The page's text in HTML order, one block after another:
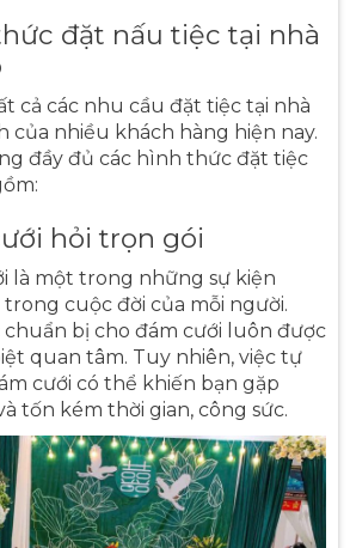
đặt nấu tiệc tại nhà
cả các nhu cầu đặt tiệc tại nhà
của nhiều khách hàng hiện nay.
đầy đủ các hình thức đặt tiệc
hỏi trọn gói
là một trong những sự kiện
cuộc đời của mỗi người.
chuẩn bị cho đám cưới luôn được
quan tâm. Tuy nhiên, việc tự
cưới có thể khiến bạn gặp
tốn kém thời gian, công sức.